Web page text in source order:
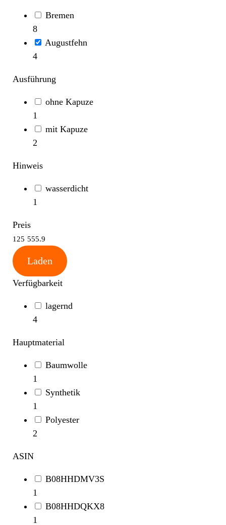
Bremen
8
Augustfehn
4
Ausführung
ohne Kapuze
1
mit Kapuze
2
Hinweis
wasserdicht
1
Preis
125 555.9
Laden
Verfügbarkeit
lagernd
4
Hauptmaterial
Baumwolle
1
Synthetik
1
Polyester
2
ASIN
B08HHDMV3S
1
B08HHDQKX8
1